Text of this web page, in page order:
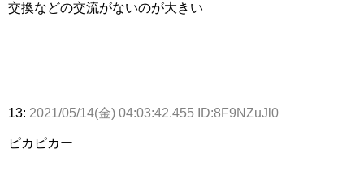
交換などの交流がないのが大きい
13: 2021/05/14(金) 04:03:42.455 ID:8F9NZuJl0
ピカピカー